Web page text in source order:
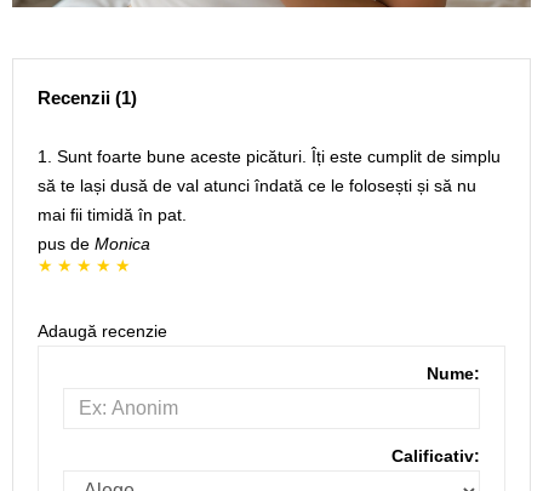
Recenzii (1)
1. Sunt foarte bune aceste picături. Îți este cumplit de simplu
să te lași dusă de val atunci îndată ce le folosești și să nu
mai fii timidă în pat.
pus de Monica
Adaugă recenzie
Nume:
Calificativ: